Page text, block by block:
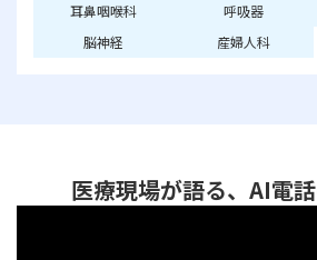
耳鼻咽喉科
呼吸器
脳神経
産婦人科
医療現場が語る、AI電話